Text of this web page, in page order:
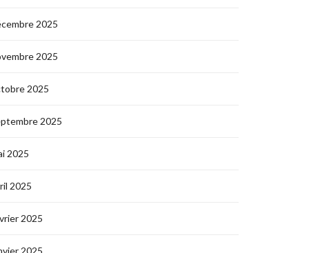
2025
2025
2025
2025
2025
2025
2025
2025